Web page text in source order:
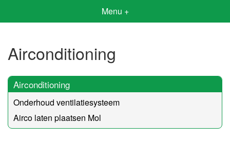
Menu +
Airconditioning
Airconditioning
Onderhoud ventilatiesysteem
Airco laten plaatsen Mol